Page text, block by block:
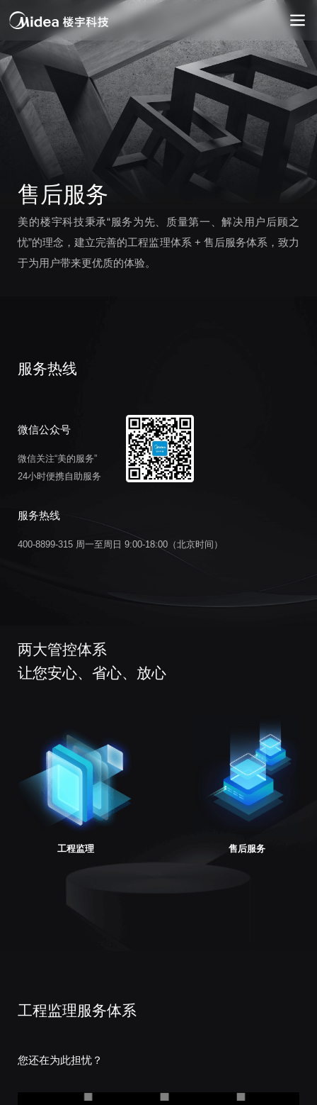
售后服务
美的楼宇科技秉承“服务为先、质量第一、解决用户后顾之
忧”的理念，建立完善的工程监理体系 + 售后服务体系，致力
于为用户带来更优质的体验。
服务热线
微信公众号
微信关注“美的服务”
24小时便携自助服务
服务热线
400-8899-315 周一至周日 9:00-18:00（北京时间）
两大管控体系
让您安心、省心、放心
工程监理 售后服务
工程监理服务体系
您还在为此担忧？